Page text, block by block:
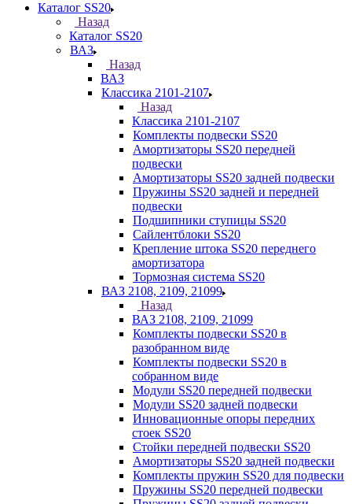
Каталог SS20
Назад
Каталог SS20
ВАЗ
Назад
ВАЗ
Классика 2101-2107
Назад
Классика 2101-2107
Комплекты подвески SS20
Амортизаторы SS20 передней
подвески
Амортизаторы SS20 задней подвески
Пружины SS20 задней и передней
подвески
Подшипники ступицы SS20
Сайлентблоки SS20
Крепление штока SS20 переднего
амортизатора
Тормозная система SS20
ВАЗ 2108, 2109, 21099
Назад
ВАЗ 2108, 2109, 21099
Комплекты подвески SS20 в
разобранном виде
Комплекты подвески SS20 в
собранном виде
Модули SS20 передней подвески
Модули SS20 задней подвески
Инновационные опоры передних
стоек SS20
Стойки передней подвески SS20
Амортизаторы SS20 задней подвески
Комплекты пружин SS20 для подвески
Пружины SS20 передней подвески